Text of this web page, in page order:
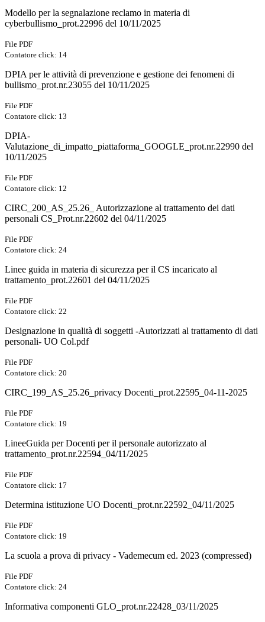
Modello per la segnalazione reclamo in materia di
cyberbullismo_prot.22996 del 10/11/2025
File PDF
Contatore click: 14
DPIA per le attività di prevenzione e gestione dei fenomeni di
bullismo_prot.nr.23055 del 10/11/2025
File PDF
Contatore click: 13
DPIA-
Valutazione_di_impatto_piattaforma_GOOGLE_prot.nr.22990 del
10/11/2025
File PDF
Contatore click: 12
CIRC_200_AS_25.26_ Autorizzazione al trattamento dei dati
personali CS_Prot.nr.22602 del 04/11/2025
File PDF
Contatore click: 24
Linee guida in materia di sicurezza per il CS incaricato al
trattamento_prot.22601 del 04/11/2025
File PDF
Contatore click: 22
Designazione in qualità di soggetti -Autorizzati al trattamento di dati
personali- UO Col.pdf
File PDF
Contatore click: 20
CIRC_199_AS_25.26_privacy Docenti_prot.22595_04-11-2025
File PDF
Contatore click: 19
LineeGuida per Docenti per il personale autorizzato al
trattamento_prot.nr.22594_04/11/2025
File PDF
Contatore click: 17
Determina istituzione UO Docenti_prot.nr.22592_04/11/2025
File PDF
Contatore click: 19
La scuola a prova di privacy - Vademecum ed. 2023 (compressed)
File PDF
Contatore click: 24
Informativa componenti GLO_prot.nr.22428_03/11/2025